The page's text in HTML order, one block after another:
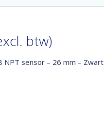
btw)
sensor – 26 mm – Zwart